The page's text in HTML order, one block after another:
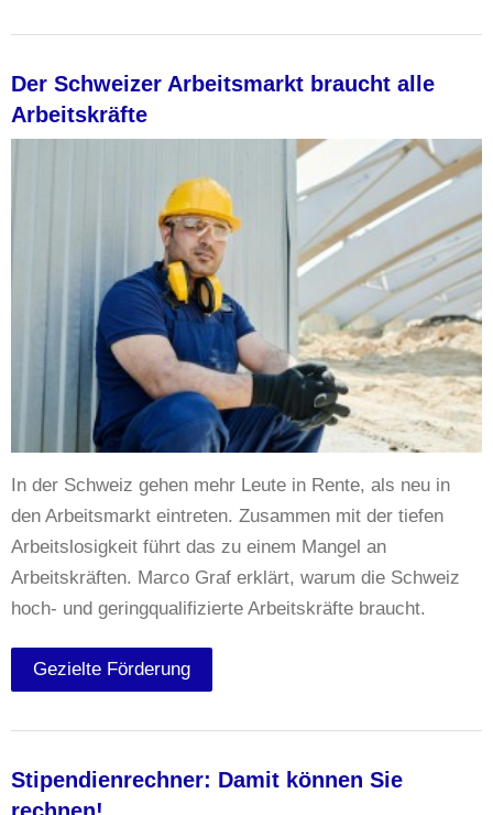
Der Schweizer Arbeitsmarkt braucht alle
Arbeitskräfte
In der Schweiz gehen mehr Leute in Rente, als neu in
den Arbeitsmarkt eintreten. Zusammen mit der tiefen
Arbeitslosigkeit führt das zu einem Mangel an
Arbeitskräften. Marco Graf erklärt, warum die Schweiz
hoch- und geringqualifizierte Arbeitskräfte braucht.
Gezielte Förderung
Stipendienrechner: Damit können Sie